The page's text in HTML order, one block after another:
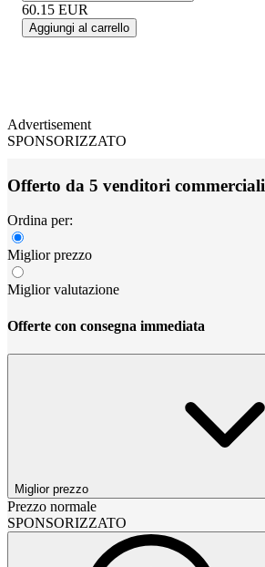
60.15 EUR
Aggiungi al carrello
Advertisement
SPONSORIZZATO
Offerto da 5 venditori commerciali
Ordina per:
Miglior prezzo
Miglior valutazione
Offerte con consegna immediata
Miglior prezzo
Prezzo normale
SPONSORIZZATO